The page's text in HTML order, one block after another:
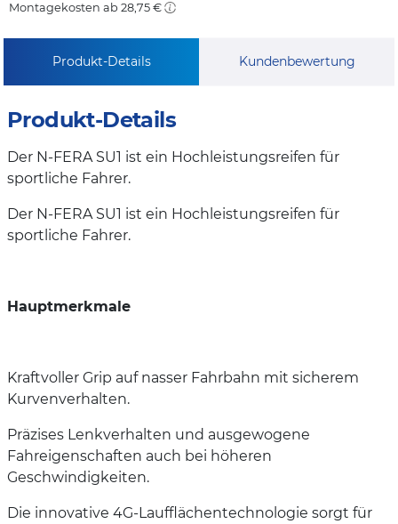
Montagekosten ab 28,75 €
Produkt-Details Kundenbewertung
Produkt-Details
Der N-FERA SU1 ist ein Hochleistungsreifen für
sportliche Fahrer.
Der N-FERA SU1 ist ein Hochleistungsreifen für
sportliche Fahrer.
Hauptmerkmale
Kraftvoller Grip auf nasser Fahrbahn mit sicherem
Kurvenverhalten.
Präzises Lenkverhalten und ausgewogene
Fahreigenschaften auch bei höheren
Geschwindigkeiten.
Die innovative 4G-Laufflächentechnologie sorgt für